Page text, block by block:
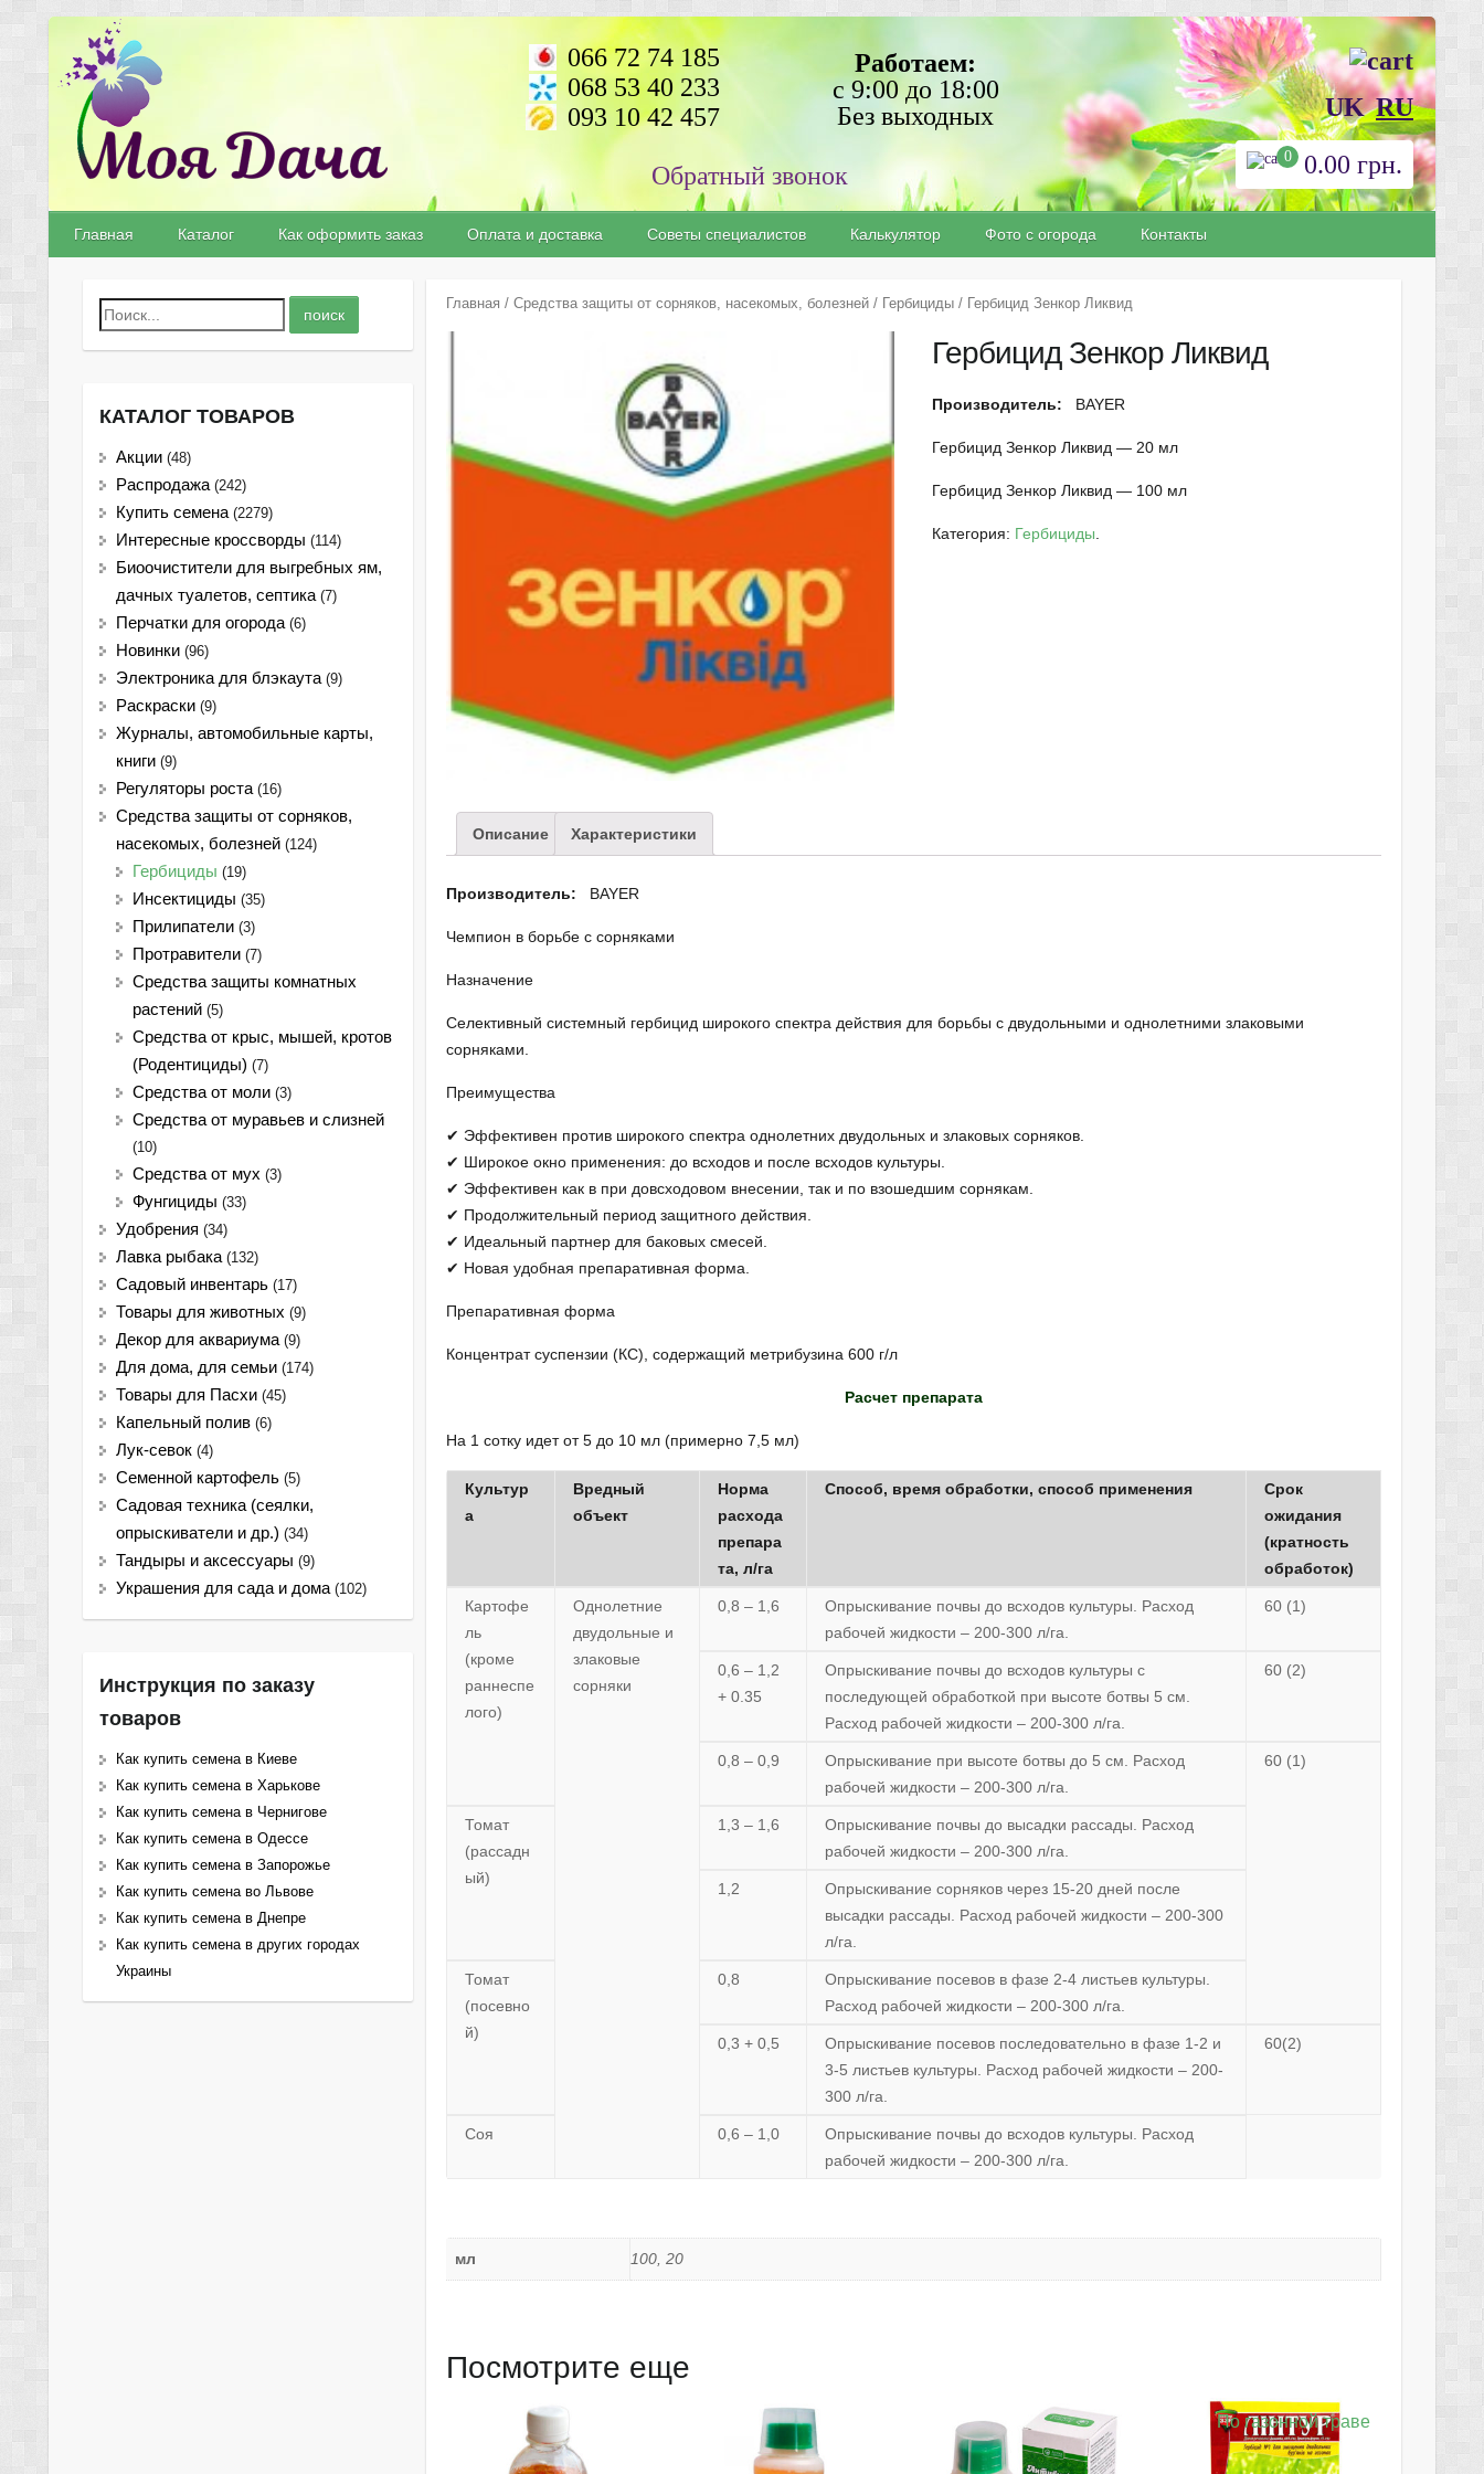
066 72 74 185
068 53 40 233
093 10 42 457
Работаем:
с 9:00 до 18:00
Без выходных
UK RU
0 0.00 грн.
Главная Каталог Как оформить заказ Оплата и доставка Советы специалистов Калькулятор Фото с огорода Контакты
Главная / Средства защиты от сорняков, насекомых, болезней/ Гербициды/ Гербицид Зенкор Ликвид
Гербицид Зенкор Ликвид
Производитель: BAYER
Гербицид Зенкор Ликвид — 20 мл
Гербицид Зенкор Ликвид — 100 мл
Категория: Гербициды
Описание Характеристики
Производитель: BAYER
Чемпион в борьбе с сорняками
Назначение
Селективный системный гербицид широкого спектра действия для борьбы с двудольными и однолетними злаковыми
сорняками.
Преимущества
✔ Эффективен против широкого спектра однолетних двудольных и злаковых сорняков.
✔ Широкое окно применения: до всходов и после всходов культуры.
✔ Эффективен как в при довсходовом внесении, так и по взошедшим сорнякам.
✔ Продолжительный период защитного действия.
✔ Идеальный партнер для баковых смесей.
✔ Новая удобная препаративная форма.
Препаративная форма
Концентрат суспензии (КС), содержащий метрибузина 600 г/л
Расчет препарата
На 1 сотку идет от 5 до 10 мл (примерно 7,5 мл)
Культур
а
Вредный
объект
Норма
расхода
препара
та, л/га
Способ, время обработки, способ применения
Срок
ожидания
(кратность
обработок)
Картофе
ль
(кроме
раннеспе
лого)
Однолетние
двудольные и
злаковые
сорняки
0,8 – 1,6
Опрыскивание почвы до всходов культуры. Расход
рабочей жидкости – 200-300 л/га.
60 (1)
0,6 – 1,2
+ 0.35
Опрыскивание почвы до всходов культуры с
последующей обработкой при высоте ботвы 5 см.
Расход рабочей жидкости – 200-300 л/га.
60 (2)
0,8 – 0,9
Опрыскивание при высоте ботвы до 5 см. Расход
рабочей жидкости – 200-300 л/га.
60 (1)
Томат
(рассадн
ый)
1,3 – 1,6
Опрыскивание почвы до высадки рассады. Расход
рабочей жидкости – 200-300 л/га.
1,2
Опрыскивание сорняков через 15-20 дней после
высадки рассады. Расход рабочей жидкости – 200-300
л/га.
Томат
(посевно
й)
0,8
Опрыскивание посевов в фазе 2-4 листьев культуры.
Расход рабочей жидкости – 200-300 л/га.
0,3 + 0,5
Опрыскивание посевов последовательно в фазе 1-2 и
3-5 листьев культуры. Расход рабочей жидкости – 200-
300 л/га.
60(2)
Соя 0,6 – 1,0
Опрыскивание почвы до всходов культуры. Расход
рабочей жидкости – 200-300 л/га.
мл 100, 20
Посмотрите еще
По газонной траве
КАТАЛОГ ТОВАРОВ
Акции (48)
Распродажа (242)
Купить семена (2279)
Интересные кроссворды (114)
Биоочистители для выгребных ям,
дачных туалетов, септика (7)
Перчатки для огорода (6)
Новинки (96)
Электроника для блэкаута (9)
Раскраски (9)
Журналы, автомобильные карты,
книги (9)
Регуляторы роста (16)
Средства защиты от сорняков,
насекомых, болезней (124)
Гербициды (19)
Инсектициды (35)
Прилипатели (3)
Протравители (7)
Средства защиты комнатных
растений (5)
Средства от крыс, мышей, кротов
(Родентициды) (7)
Средства от моли (3)
Средства от муравьев и слизней
(10)
Средства от мух (3)
Фунгициды (33)
Удобрения (34)
Лавка рыбака (132)
Садовый инвентарь (17)
Товары для животных (9)
Декор для аквариума (9)
Для дома, для семьи (174)
Товары для Пасхи (45)
Капельный полив (6)
Лук-севок (4)
Семенной картофель (5)
Садовая техника (сеялки,
опрыскиватели и др.) (34)
Тандыры и аксессуары (9)
Украшения для сада и дома (102)
Инструкция по заказу
товаров
Как купить семена в Киеве
Как купить семена в Харькове
Как купить семена в Чернигове
Как купить семена в Одессе
Как купить семена в Запорожье
Как купить семена во Львове
Как купить семена в Днепре
Как купить семена в других городах
Украины